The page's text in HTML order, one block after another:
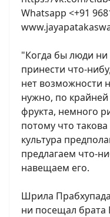
Whatsapp <+91
"Когда бы люди ни
принести что-
нет возможности
нужно, по
фрукта, немного
потому что
культура
предлагаем что-
навещаем его.
Шрила
ни посещал брата